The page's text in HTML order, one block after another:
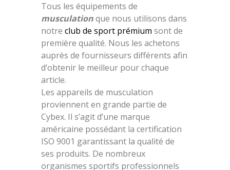
Tous les équipements de
musculationque nous utilisons dans
notre club de sport prémium sont de
première qualité. Nous les achetons
auprès de fournisseurs différents afin
d’obtenir le meilleur pour chaque
article.
Les appareils de musculation
proviennent en grande partie de
Cybex. Il s’agit d’une marque
américaine possédant la certification
ISO 9001 garantissant la qualité de
ses produits. De nombreux
organismes sportifs professionnels